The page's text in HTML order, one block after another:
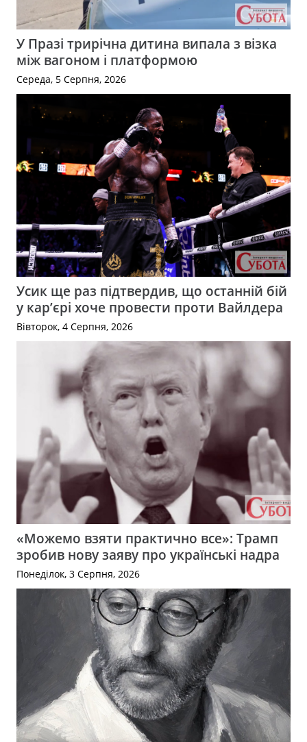
У Празі трирічна дитина випала з візка
між вагоном і платформою
Середа, 5 Серпня, 2026
Усик ще раз підтвердив, що останній бій
у кар’єрі хоче провести проти Вайлдера
Вівторок, 4 Серпня, 2026
«Можемо взяти практично все»: Трамп
зробив нову заяву про українські надра
Понеділок, 3 Серпня, 2026